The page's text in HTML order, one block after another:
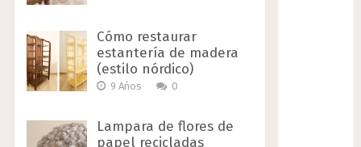
Cómo restaurar
estantería de madera
(estilo nórdico)
9 Años 0
Lampara de flores de
papel recicladas